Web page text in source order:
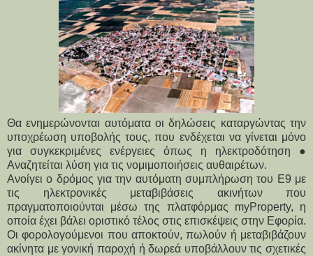
Θα ενημερώνονται αυτόματα οι δηλώσεις καταργώντας την
υποχρέωση υποβολής τους, που ενδέχεται να γίνεται μόνο
για συγκεκριμένες ενέργειες όπως η ηλεκτροδότηση ●
Αναζητείται λύση για τις νομιμοποιήσεις αυθαιρέτων.
Ανοίγει ο δρόμος για την αυτόματη συμπλήρωση του Ε9 με
τις ηλεκτρονικές μεταβιβάσεις ακινήτων που
πραγματοποιούνται μέσω της πλατφόρμας myProperty, η
οποία έχει βάλει οριστικό τέλος στις επισκέψεις στην Εφορία.
Οι φορολογούμενοι που αποκτούν, πωλούν ή μεταβιβάζουν
ακίνητα με γονική παροχή ή δωρεά υποβάλλουν τις σχετικές